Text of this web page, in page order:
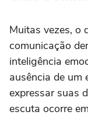
Muitas vezes, o
comunicação
inteligência
ausência de um
expressar suas
escuta ocorre